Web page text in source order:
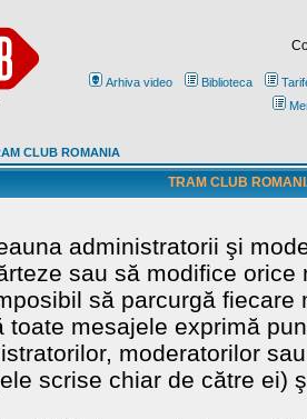
Arhiva video Biblioteca
CLUB ROMANIA
TRAM CLUB
administratorii şi
sau să modifice
să parcurgă
toate mesajele exprimă
moderatorilor
scrise chiar de către ei)